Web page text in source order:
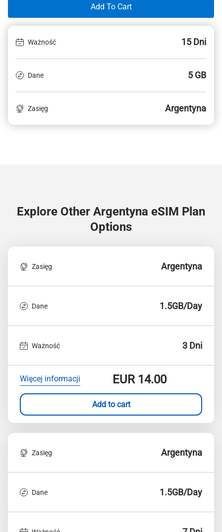
Add To Cart
Ważność 15 Dni
Dane 5 GB
Zasięg Argentyna
Explore Other Argentyna eSIM Plan
Options
Zasięg Argentyna
Dane 1.5GB/Day
Ważność 3 Dni
Więcej informacji EUR14.00
Add to cart
Zasięg Argentyna
Dane 1.5GB/Day